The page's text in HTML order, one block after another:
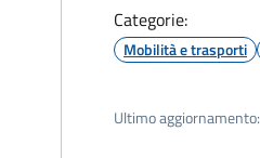
Categorie:
Mobilità e trasporti
Ultimo aggiornamento: